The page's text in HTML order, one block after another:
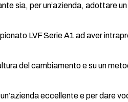
sia, per un’azienda, adottare
LVF Serie A1 ad aver
del cambiamento e su un
eccellente e per dare